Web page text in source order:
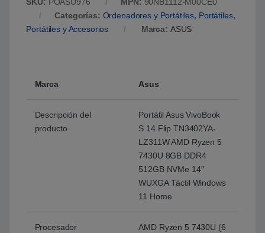
SKU: POASU976 MPN: 90NB1112-M00CE0
Categorías: Ordenadores y Portátiles, Portátiles,
Portátiles y Accesorios
Marca: ASUS
Marca Asus
Descripción del
producto
Portátil Asus VivoBook
S 14 Flip TN3402YA-
LZ311W AMD Ryzen 5
7430U 8GB DDR4
512GB NVMe 14″
WUXGA Táctil Windows
11 Home
Procesador
AMD Ryzen 5 7430U (6